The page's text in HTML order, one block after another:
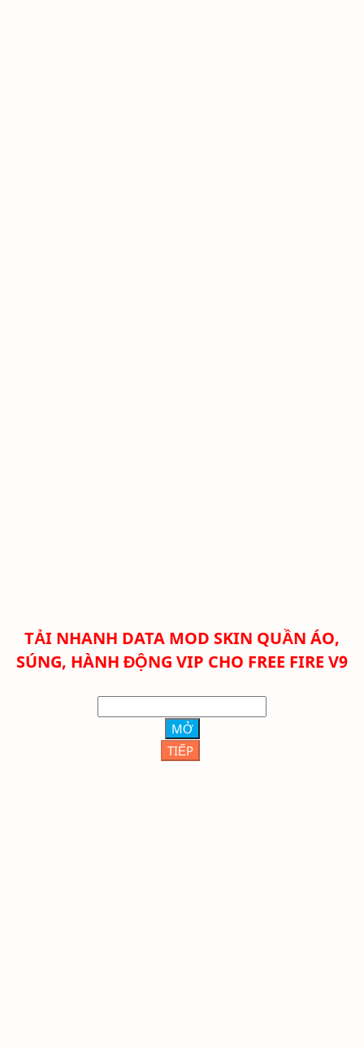
TẢI NHANH DATA MOD SKIN QUẦN ÁO,
SÚNG, HÀNH ĐỘNG VIP CHO FREE FIRE V9
MỞ
TIẾP